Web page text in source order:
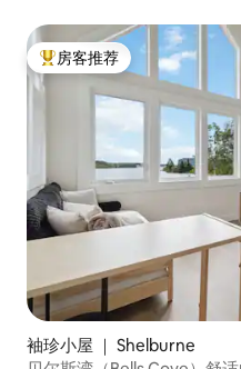
热门「房客推荐」
房客推荐
袖珍小屋 ｜ Shelburne